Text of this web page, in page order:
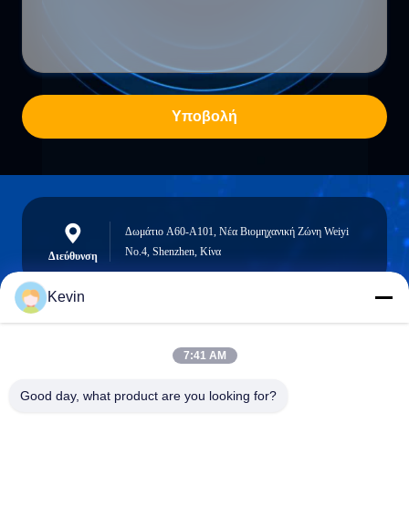
Υποβολή
Διεύθυνση
Δωμάτιο A60-A101, Νέα Βιομηχανική Ζώνη Weiyi
No.4, Shenzhen, Κίνα
info@seethrulcd.com
Kevin
7:41 AM
Good day, what product are you looking for?